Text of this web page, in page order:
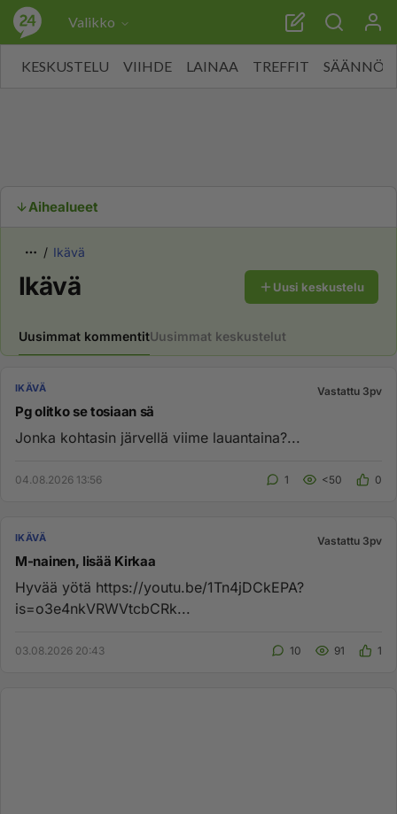
Valikko
KESKUSTELU VIIHDE LAINAA TREFFIT SÄÄNNÖT
Aihealueet
Ikävä
Ikävä Uusi keskustelu
Uusimmat kommentitUusimmat keskustelut
IKÄVÄ Vastattu 3pv
Pg olitko se tosiaan sä
Jonka kohtasin järvellä viime lauantaina?...
04.08.2026 13:56 1 <50 0
IKÄVÄ Vastattu 3pv
M-nainen, lisää Kirkaa
Hyvää yötä https://youtu.be/1Tn4jDCkEPA?
is=o3e4nkVRWVtcbCRk...
03.08.2026 20:43 10 91 1